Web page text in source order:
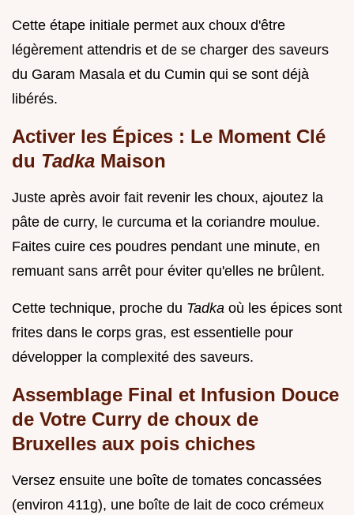
Cette étape initiale permet aux choux d'être
légèrement attendris et de se charger des saveurs
du Garam Masala et du Cumin qui se sont déjà
libérés.
Activer les Épices : Le Moment Clé
du Tadka Maison
Juste après avoir fait revenir les choux, ajoutez la
pâte de curry, le curcuma et la coriandre moulue.
Faites cuire ces poudres pendant une minute, en
remuant sans arrêt pour éviter qu'elles ne brûlent.
Cette technique, proche du Tadka où les épices sont
frites dans le corps gras, est essentielle pour
développer la complexité des saveurs.
Assemblage Final et Infusion Douce
de Votre Curry de choux de
Bruxelles aux pois chiches
Versez ensuite une boîte de tomates concassées
(environ 411g), une boîte de lait de coco crémeux